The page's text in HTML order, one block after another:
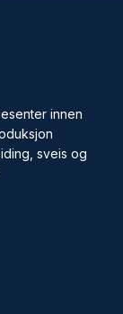
innen
sveis og